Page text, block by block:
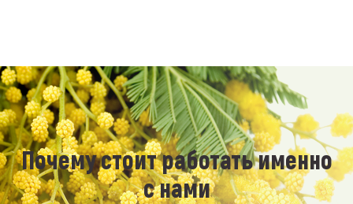
Почему стоит работать именно
с нами